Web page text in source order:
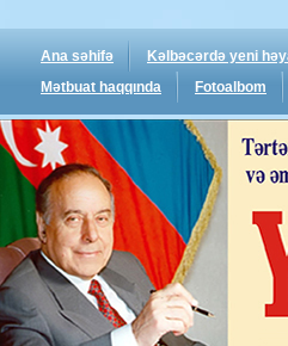
Ana səhifə Kəlbəcərdə yeni
Mətbuat haqqında
Fotoalbom